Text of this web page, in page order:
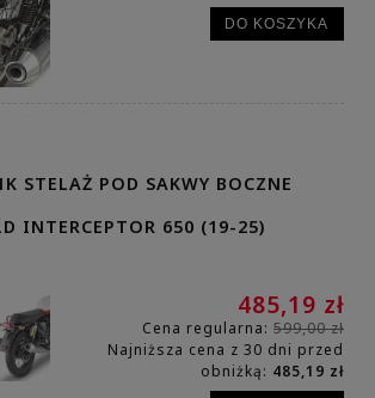
DO KOSZYKA
STELAŻ POD SAKWY BOCZNE
INTERCEPTOR 650 (19-25)
485,19 zł
Cena regularna: 599,00 zł
Najniższa cena z 30 dni przed
obniżką: 485,19 zł